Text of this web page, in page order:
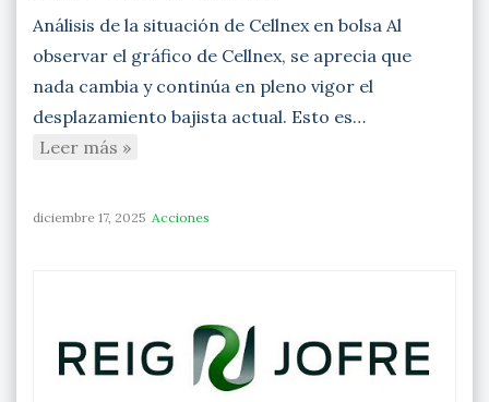
Análisis de la situación de Cellnex en bolsa Al
observar el gráfico de Cellnex, se aprecia que
nada cambia y continúa en pleno vigor el
desplazamiento bajista actual. Esto es…
Leer más »
diciembre 17, 2025 Acciones